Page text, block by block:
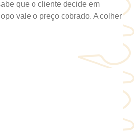
que o cliente decide em
vale o preço cobrado. A colher